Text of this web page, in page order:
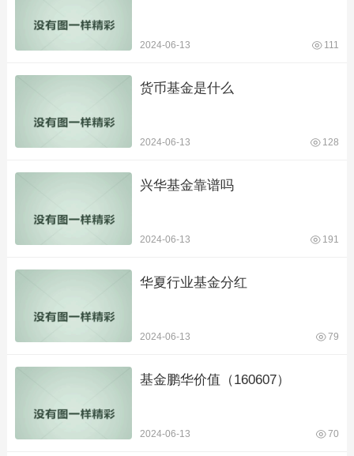
2024-06-13 111
货币基金是什么
2024-06-13 128
兴华基金靠谱吗
2024-06-13 191
华夏行业基金分红
2024-06-13 79
基金鹏华价值（160607）
2024-06-13 70